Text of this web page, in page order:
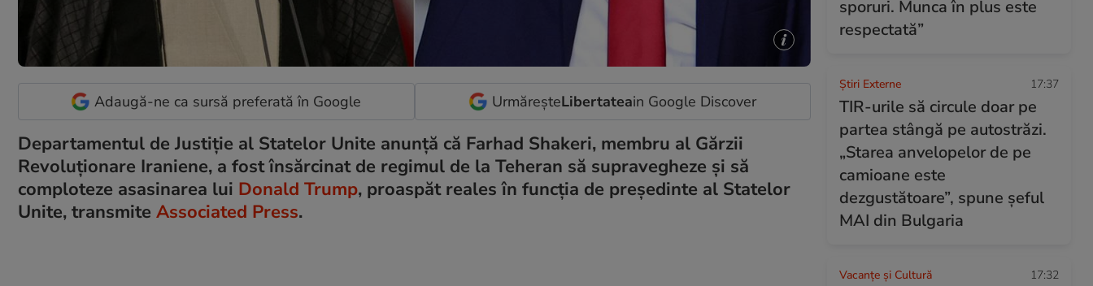
Adaugă-ne ca sursă preferată în Google UrmăreșteLibertateain Google Discover
Departamentul de Justiție al Statelor Unite anunță că Farhad Shakeri, membru al Gărzii
Revoluționare Iraniene, a fost însărcinat de regimul de la Teheran să supravegheze și să
comploteze asasinarea lui Donald Trump, proaspăt reales în funcția de președinte al Statelor
Unite, transmite Associated Press.
sporuri. Munca în plus este
respectată”
Știri Externe 17:37
TIR-urile să circule doar pe
partea stângă pe autostrăzi.
„Starea anvelopelor de pe
camioane este
dezgustătoare”, spune șeful
MAI din Bulgaria
Vacanțe și Cultură 17:32